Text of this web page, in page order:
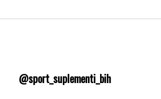
@sport_suplementi_bih